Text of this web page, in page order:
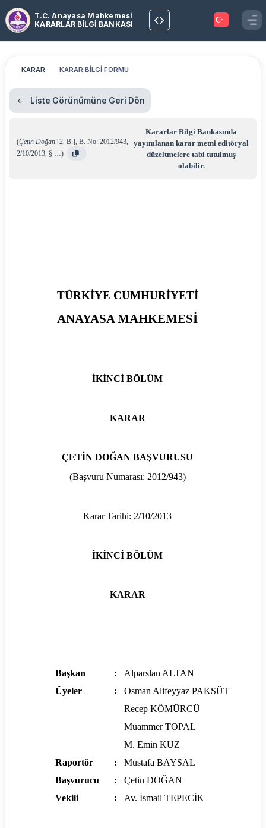
T.C. Anayasa Mahkemesi
KARARLAR BİLGİ BANKASI
KARAR KARAR BİLGİ FORMU
Liste Görünümüne Geri Dön
(Çetin Doğan [2. B.], B. No: 2012/943,
2/10/2013, § …)
Kararlar Bilgi Bankasında
yayımlanan karar metni editöryal
düzeltmelere tabi tutulmuş
olabilir.